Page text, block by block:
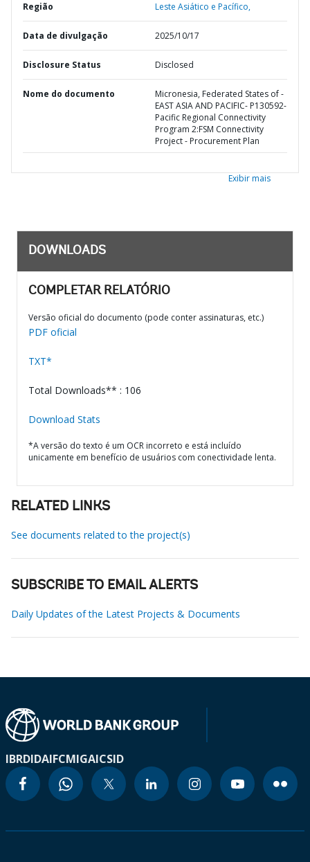
Região Leste Asiático e Pacífico,
Data de divulgação 2025/10/17
Disclosure Status Disclosed
Nome do documento
Micronesia, Federated States of -
EAST ASIA AND PACIFIC- P130592-
Pacific Regional Connectivity
Program 2:FSM Connectivity
Project - Procurement Plan
Exibir mais
DOWNLOADS
COMPLETAR RELATÓRIO
Versão oficial do documento (pode conter assinaturas, etc.)
PDF oficial
TXT*
Total Downloads** : 106
Download Stats
*A versão do texto é um OCR incorreto e está incluído
unicamente em benefício de usuários com conectividade lenta.
RELATED LINKS
See documents related to the project(s)
SUBSCRIBE TO EMAIL ALERTS
Daily Updates of the Latest Projects & Documents
IBRDIDAIFCMIGAICSID